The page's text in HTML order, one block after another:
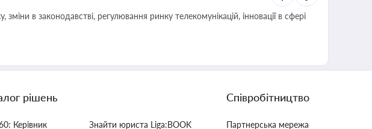
зміни в законодавстві, регулювання ринку телекомунікацій, інновації в сфері
рішень
Керівник Знайти юриста Liga:BOOK
Співробітництво
Партнерська мережа